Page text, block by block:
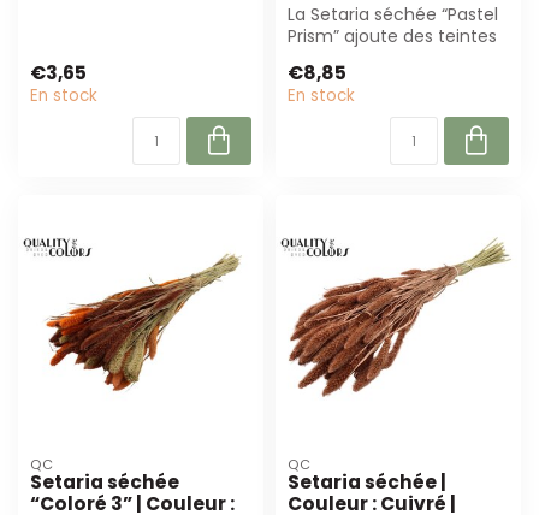
€3,65
En stock
La Setaria séchée “Pastel
Prism” ajoute des teintes
mélangées à...
€8,85
En stock
QC
Setaria séchée
“Coloré 3” | Couleur :
QC
Setaria séchée |
Couleur : Cuivré |